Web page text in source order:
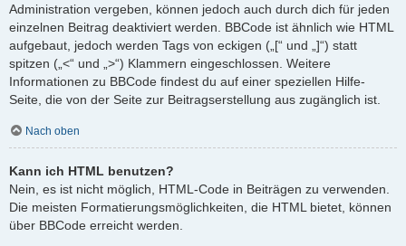
Administration vergeben, können jedoch auch durch dich für jeden
einzelnen Beitrag deaktiviert werden. BBCode ist ähnlich wie HTML
aufgebaut, jedoch werden Tags von eckigen („[“ und „]“) statt
spitzen („<“ und „>“) Klammern eingeschlossen. Weitere
Informationen zu BBCode findest du auf einer speziellen Hilfe-
Seite, die von der Seite zur Beitragserstellung aus zugänglich ist.
Nach oben
Kann ich HTML benutzen?
Nein, es ist nicht möglich, HTML-Code in Beiträgen zu verwenden.
Die meisten Formatierungsmöglichkeiten, die HTML bietet, können
über BBCode erreicht werden.